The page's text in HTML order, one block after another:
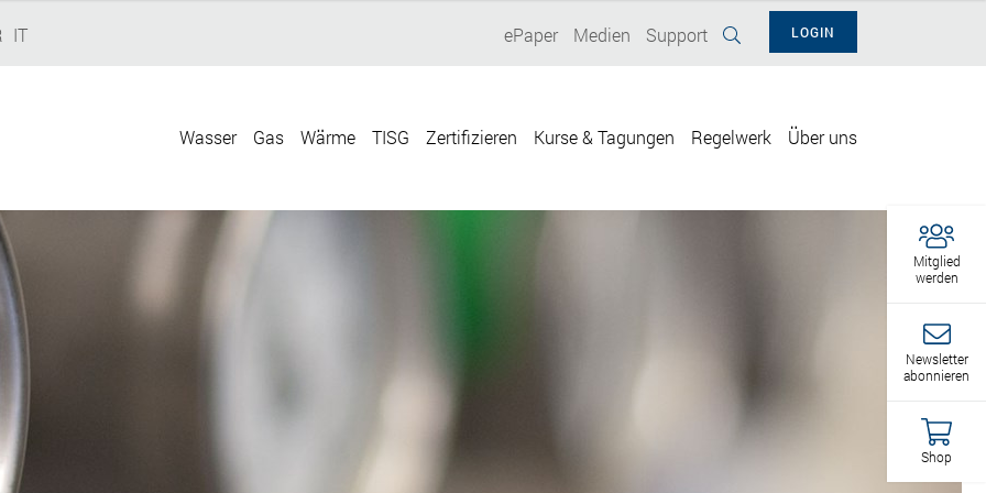
Mitglied
werden
Newsletter
abonnieren
Shop
IT LOGIN
ePaper Medien Support
Wasser Gas Wärme TISG Zertifizieren Kurse & Tagungen Regelwerk Über uns